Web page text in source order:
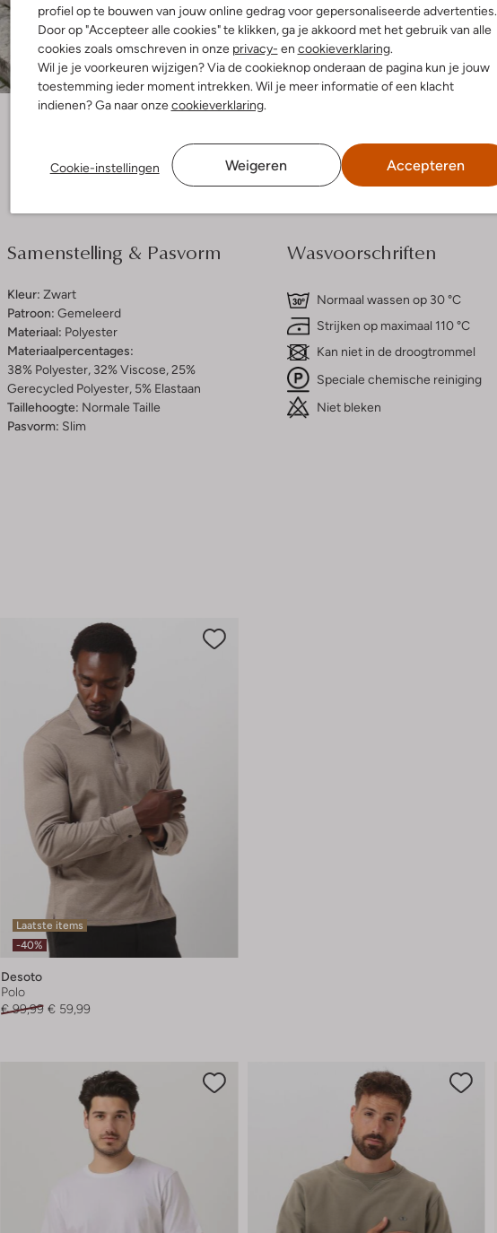
profiel op te bouwen van jouw online gedrag voor gepersonaliseerde advertenties.
Door op "Accepteer alle cookies" te klikken, ga je akkoord met het gebruik van alle
cookies zoals omschreven in onze privacy- en cookieverklaring.
Wil je je voorkeuren wijzigen? Via de cookieknop onderaan de pagina kun je jouw
toestemming ieder moment intrekken. Wil je meer informatie of een klacht
indienen? Ga naar onzecookieverklaring.
Cookie-instellingen Weigeren Accepteren
Ontdek de look Ontdek de look
Bezorgen & retourneren
Samenstelling & Pasvorm
Kleur: Zwart
Patroon: Gemeleerd
Materiaal: Polyester
Materiaalpercentages:
38% Polyester, 32% Viscose, 25%
Gerecycled Polyester, 5% Elastaan
Taillehoogte: Normale Taille
Pasvorm: Slim
Wasvoorschriften
Normaal wassen op 30 °C
Strijken op maximaal 110 °C
Kan niet in de droogtrommel
Speciale chemische reiniging
Niet bleken
Laatste items
-40%
Desoto
Polo
€ 99,99 € 59,99